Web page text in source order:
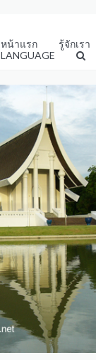
หน้าแรก รู้จักเรา
LANGUAGE